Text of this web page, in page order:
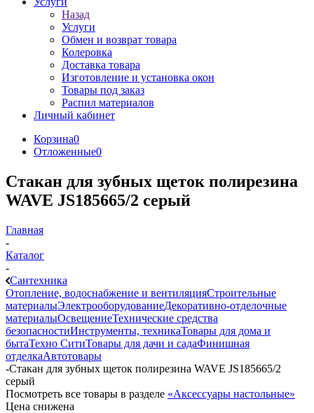
Назад
Услуги
Обмен и возврат товара
Колеровка
Доставка товара
Изготовление и установка окон
Товары под заказ
Распил материалов
Личный кабинет
Корзина0
Отложенные0
Стакан для зубных щеток полирезина
WAVE JS185665/2 серый
Главная
-
Каталог
-
Сантехника
Отопление, водоснабжение и вентиляцияСтроительные
материалыЭлектрооборудованиеДекоративно-отделочные
материалыОсвещениеТехнические средства
безопасностиИнструменты, техникаТовары для дома и
бытаТехно СитиТовары для дачи и садаФинишная
отделкаАвтотовары
-Стакан для зубных щеток полирезина WAVE JS185665/2
серый
Посмотреть все товары в разделе «Аксессуары настольные»
Цена снижена